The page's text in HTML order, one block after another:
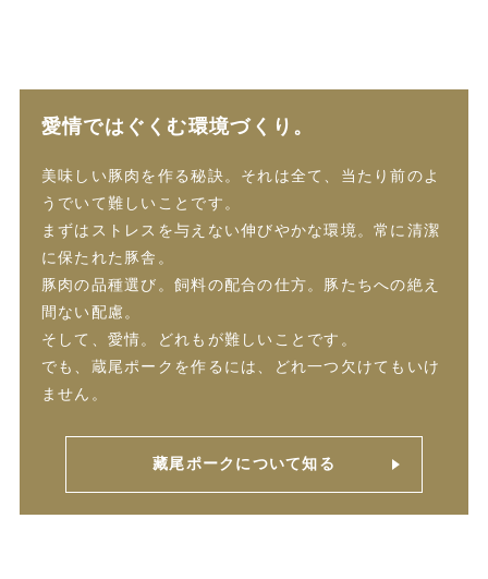
愛情ではぐくむ環境づくり。
美味しい豚肉を作る秘訣。それは全て、当たり前のよ
うでいて難しいことです。
まずはストレスを与えない伸びやかな環境。常に清潔
に保たれた豚舎。
豚肉の品種選び。飼料の配合の仕方。豚たちへの絶え
間ない配慮。
そして、愛情。どれもが難しいことです。
でも、蔵尾ポークを作るには、どれ一つ欠けてもいけ
ません。
藏尾ポークについて知る